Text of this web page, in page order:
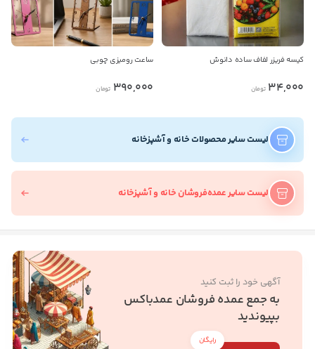
کیسه فریزر لفاف ساده دانوش
34,000 تومان
ساعت رومیزی چوبی
390,000 تومان
لیست سایر محصولات خانه و آشپزخانه
لیست سایر عمده‌فروشان خانه و آشپزخانه
آگهی خود را ثبت کنید
به جمع عمده فروشان عمدباکس
بپیوندید
رایگان